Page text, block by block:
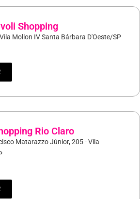
Shopping
Mollon IV Santa Bárbara D'Oeste/SP
Rio Claro
Matarazzo Júnior, 205 - Vila